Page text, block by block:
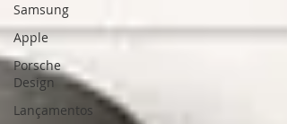
Samsung
Apple
Porsche
Design
Lançamentos